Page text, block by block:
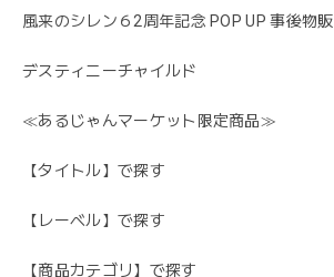
風来のシレン６2周年記念 POP UP 事後物販
デスティニーチャイルド
≪あるじゃんマーケット限定商品≫
【タイトル】で探す
【レーベル】で探す
【商品カテゴリ】で探す